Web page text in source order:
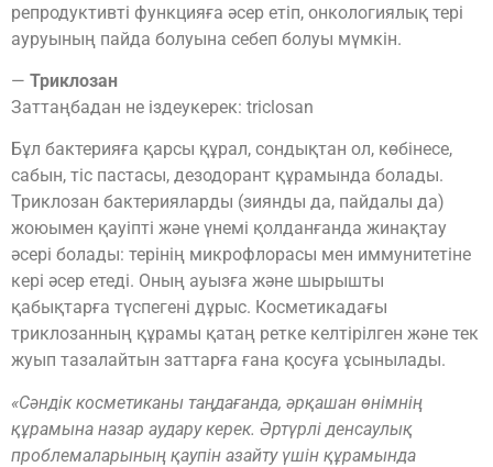
репродуктивті функцияға әсер етіп, онкологиялық тері
ауруының пайда болуына себеп болуы мүмкін.
— Триклозан
Заттаңбадан не іздеукерек: triclosan
Бұл бактерияға қарсы құрал, сондықтан ол, көбінесе,
сабын, тіс пастасы, дезодорант құрамында болады.
Триклозан бактерияларды (зиянды да, пайдалы да)
жоюымен қауіпті және үнемі қолданғанда жинақтау
әсері болады: терінің микрофлорасы мен иммунитетіне
кері әсер етеді. Оның ауызға және шырышты
қабықтарға түспегені дұрыс. Косметикадағы
триклозанның құрамы қатаң ретке келтірілген және тек
жуып тазалайтын заттарға ғана қосуға ұсынылады.
«Сәндік косметиканы таңдағанда, әрқашан өнімнің
құрамына назар аудару керек. Әртүрлі денсаулық
проблемаларының қаупін азайту үшін құрамында